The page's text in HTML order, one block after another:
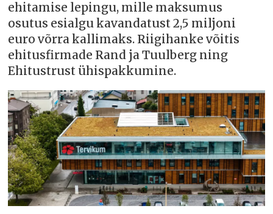
ehitamise lepingu, mille maksumus
osutus esialgu kavandatust 2,5 miljoni
euro võrra kallimaks. Riigihanke võitis
ehitusfirmade Rand ja Tuulberg ning
Ehitustrust ühispakkumine.